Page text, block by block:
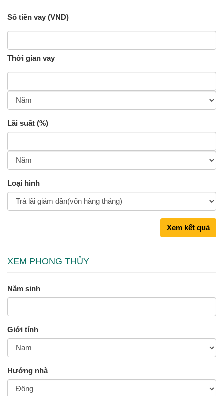
Số tiền vay (VND)
Thời gian vay
Lãi suất (%)
Loại hình
Xem kết quả
XEM PHONG THỦY
Năm sinh
Giới tính
Hướng nhà